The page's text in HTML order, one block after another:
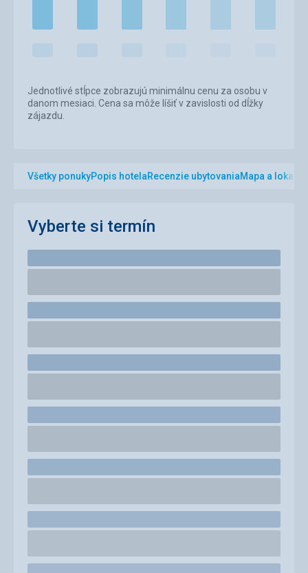
Jednotlivé stĺpce zobrazujú minimálnu cenu za osobu v
danom mesiaci. Cena sa môže líšiť v zavislosti od dĺžky
zájazdu.
Všetky ponukyPopis hotelaRecenzie ubytovaniaMapa a lokalita
Vyberte si termín